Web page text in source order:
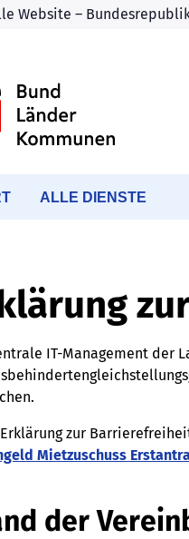
ALLE DIENSTE
IT-Management der
Erklärung zur
Mietzuschuss
der